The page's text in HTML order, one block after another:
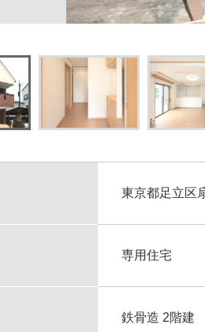
東京都足立区
専用住宅
鉄骨造 2階建